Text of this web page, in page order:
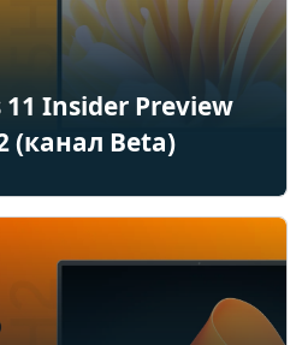
Insider Preview
(канал Beta)